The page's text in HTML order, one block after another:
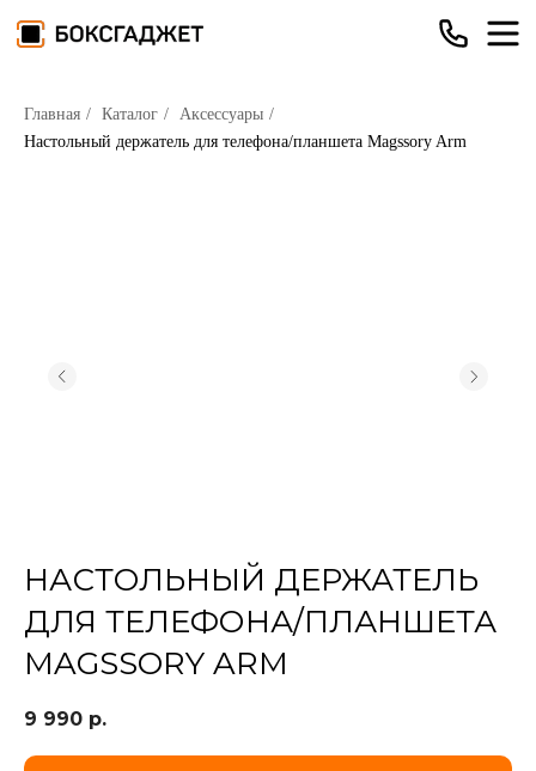
Главная / Каталог / Аксессуары /
Настольный держатель для телефона/планшета Magssory Arm
НАСТОЛЬНЫЙ ДЕРЖАТЕЛЬ
ДЛЯ ТЕЛЕФОНА/ПЛАНШЕТА
MAGSSORY ARM
9 990 р.